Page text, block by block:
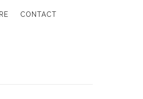
CONTACT